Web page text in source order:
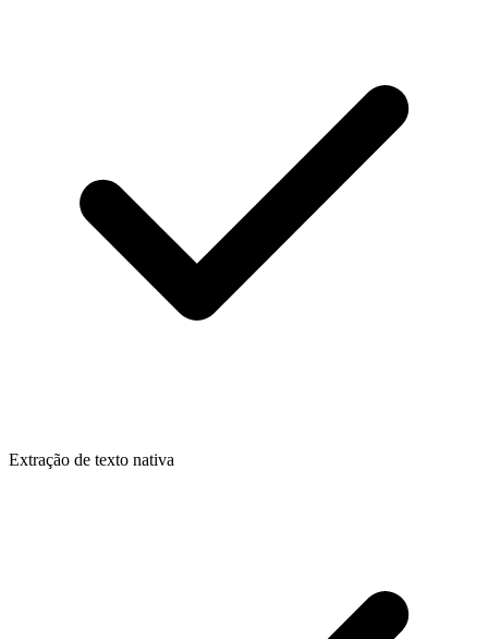
Extração de texto nativa